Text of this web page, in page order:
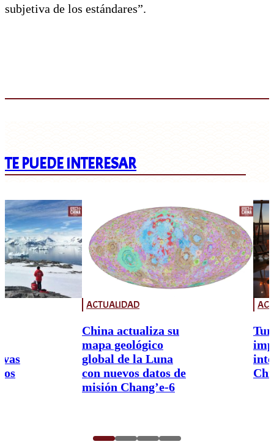
subjetiva de los estándares”.
TE PUEDE INTERESAR
ACTUALIDAD
China actualiza su
mapa geológico
global de la Luna
con nuevos datos de
misión Chang’e-6